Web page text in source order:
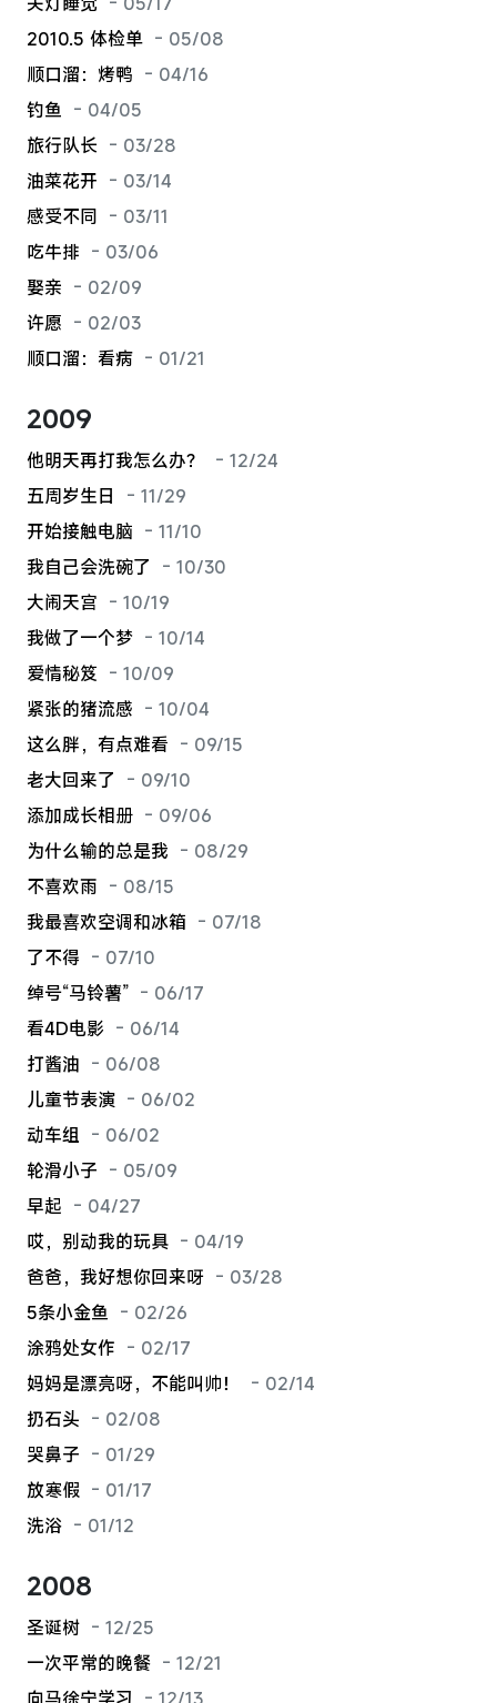
2010.5 体检单 - 05/08
顺口溜：烤鸭 - 04/16
钓鱼 - 04/05
旅行队长 - 03/28
油菜花开 - 03/14
感受不同 - 03/11
吃牛排 - 03/06
娶亲 - 02/09
许愿 - 02/03
顺口溜：看病 - 01/21
2009
他明天再打我怎么办？
- 12/24
五周岁生日
- 11/29
开始接触电脑 - 11/10
我自己会洗碗了 - 10/30
大闹天宫 - 10/19
我做了一个梦 - 10/14
爱情秘笈 - 10/09
紧张的猪流感 - 10/04
这么胖，有点难看 - 09/15
老大回来了 - 09/10
添加成长相册 - 09/06
为什么输的总是我 - 08/29
不喜欢雨 - 08/15
我最喜欢空调和冰箱 - 07/18
了不得 - 07/10
绰号“马铃薯” - 06/17
看4D电影 - 06/14
打酱油 - 06/08
儿童节表演 - 06/02
动车组 - 06/02
轮滑小子 - 05/09
早起 - 04/27
哎，别动我的玩具 - 04/19
爸爸，我好想你回来呀 - 03/28
5条小金鱼 - 02/26
涂鸦处女作 - 02/17
妈妈是漂亮呀，不能叫帅！
- 02/14
扔石头 - 02/08
哭鼻子 - 01/29
放寒假 - 01/17
洗浴 - 01/12
2008
圣诞树 - 12/25
一次平常的晚餐 - 12/21